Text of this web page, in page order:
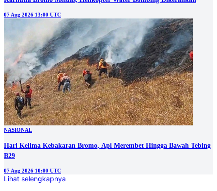
07 Aug 2026 13:00 UTC
NASIONAL
Hari Kelima Kebakaran Bromo, Api Merembet Hingga Bawah Tebing
B29
07 Aug 2026 10:00 UTC
Lihat selengkapnya